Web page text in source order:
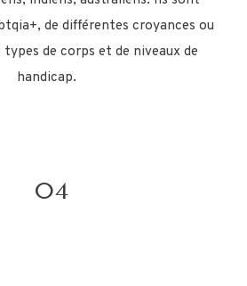
de différentes croyances ou
de corps et de niveaux de
handicap.
04